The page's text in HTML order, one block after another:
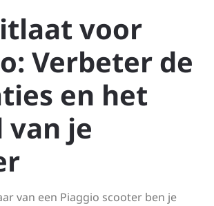
voor
Verbeter de
en het
van je
van een Piaggio scooter ben je